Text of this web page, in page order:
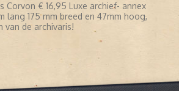
Corvon € 16,95 Luxe archief- annex
lang 175 mm breed en 47mm hoog,
van de archivaris!